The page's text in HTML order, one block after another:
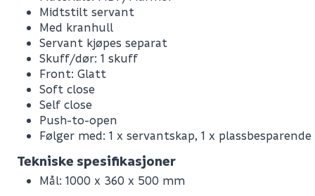
Midtstilt servant
Med kranhull
Servant kjøpes separat
Skuff/dør: 1 skuff
Front: Glatt
Soft close
Self close
Push-to-open
Følger med: 1 x servantskap, 1 x
Tekniske spesifikasjoner
Mål: 1000 x 360 x 500 mm
Leverandørens varenummer
Nobb No